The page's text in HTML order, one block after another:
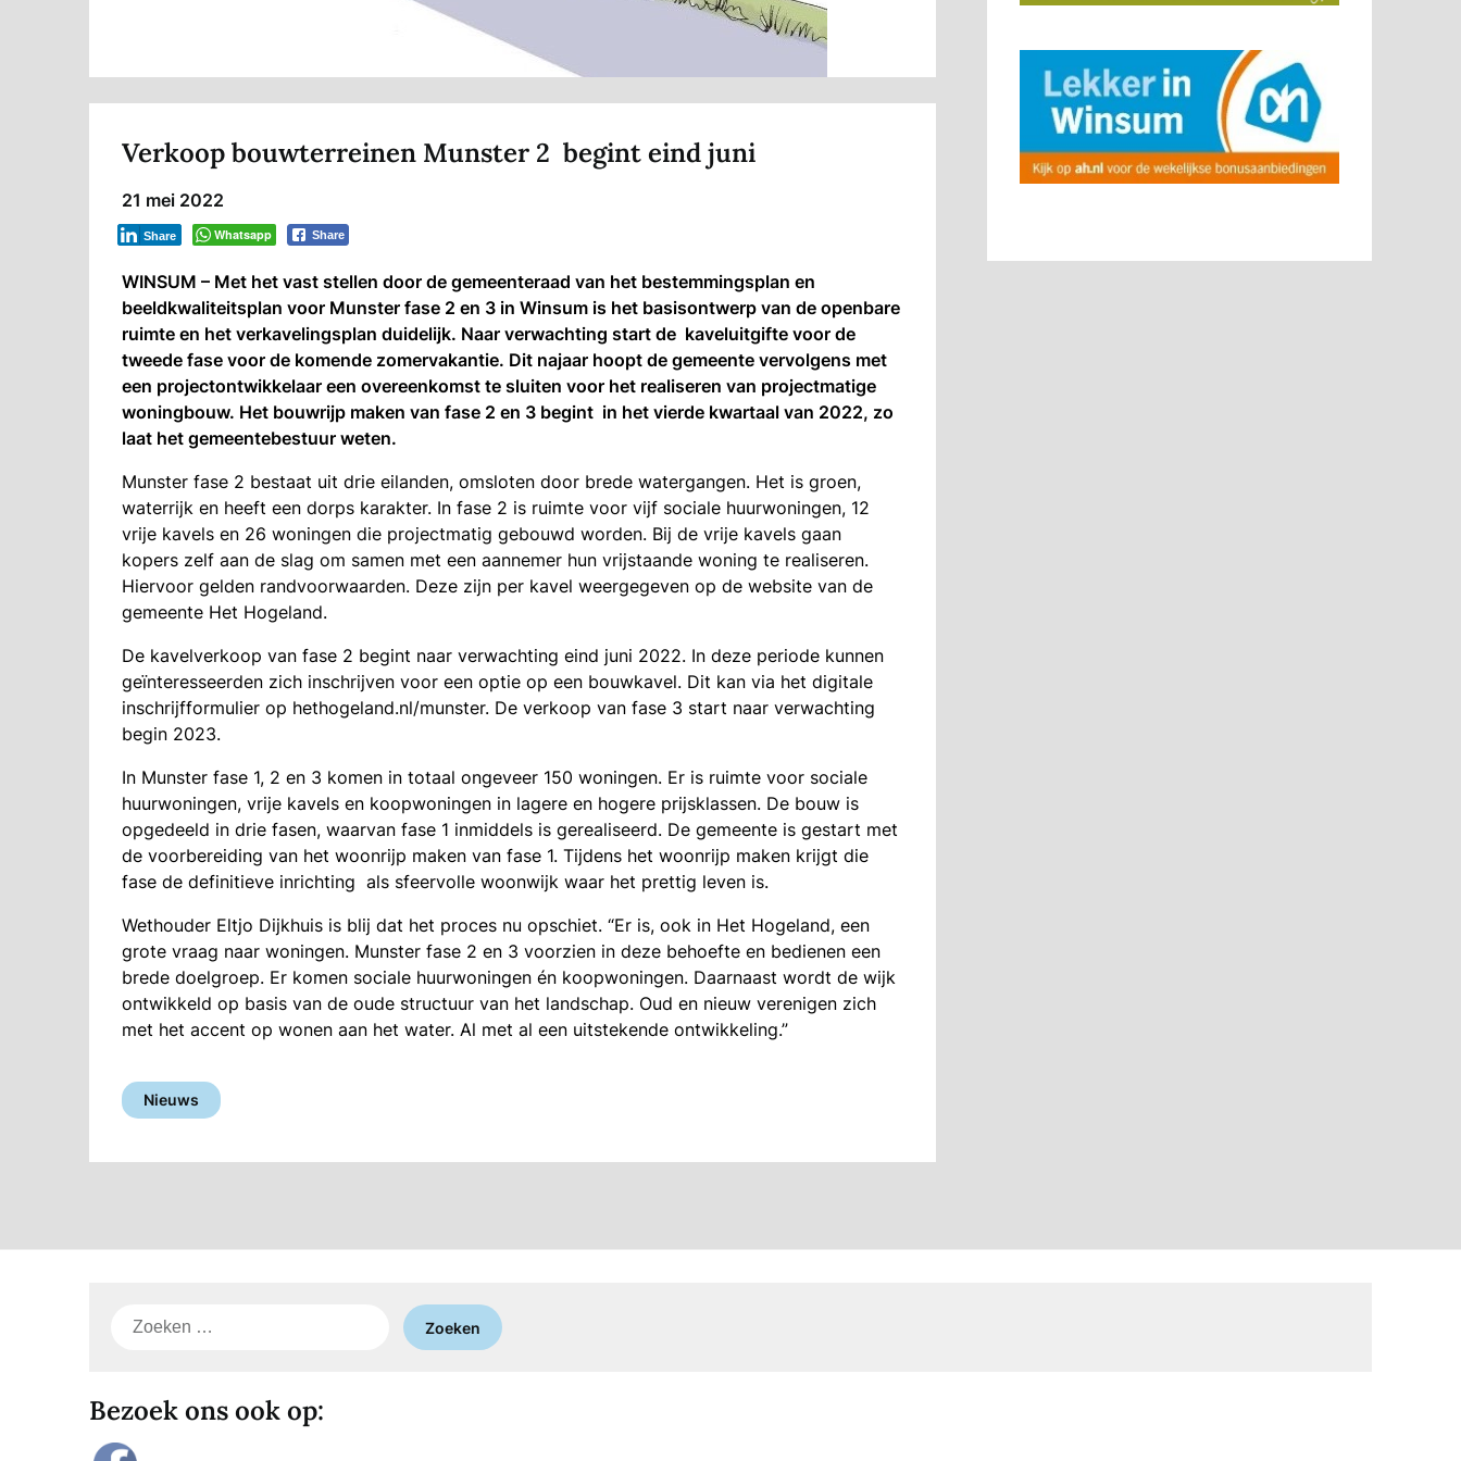
Verkoop bouwterreinen Munster 2 begint eind juni
21 mei 2022
Whatsapp Share
Share
WINSUM – Met het vast stellen door de gemeenteraad van het bestemmingsplan en
beeldkwaliteitsplan voor Munster fase 2 en 3 in Winsum is het basisontwerp van de openbare
ruimte en het verkavelingsplan duidelijk. Naar verwachting start de kaveluitgifte voor de
tweede fase voor de komende zomervakantie. Dit najaar hoopt de gemeente vervolgens met
een projectontwikkelaar een overeenkomst te sluiten voor het realiseren van projectmatige
woningbouw. Het bouwrijp maken van fase 2 en 3 begint in het vierde kwartaal van 2022, zo
laat het gemeentebestuur weten.
Munster fase 2 bestaat uit drie eilanden, omsloten door brede watergangen. Het is groen,
waterrijk en heeft een dorps karakter. In fase 2 is ruimte voor vijf sociale huurwoningen, 12
vrije kavels en 26 woningen die projectmatig gebouwd worden. Bij de vrije kavels gaan
kopers zelf aan de slag om samen met een aannemer hun vrijstaande woning te realiseren.
Hiervoor gelden randvoorwaarden. Deze zijn per kavel weergegeven op de website van de
gemeente Het Hogeland.
De kavelverkoop van fase 2 begint naar verwachting eind juni 2022. In deze periode kunnen
geïnteresseerden zich inschrijven voor een optie op een bouwkavel. Dit kan via het digitale
inschrijfformulier op hethogeland.nl/munster. De verkoop van fase 3 start naar verwachting
begin 2023.
In Munster fase 1, 2 en 3 komen in totaal ongeveer 150 woningen. Er is ruimte voor sociale
huurwoningen, vrije kavels en koopwoningen in lagere en hogere prijsklassen. De bouw is
opgedeeld in drie fasen, waarvan fase 1 inmiddels is gerealiseerd. De gemeente is gestart met
de voorbereiding van het woonrijp maken van fase 1. Tijdens het woonrijp maken krijgt die
fase de definitieve inrichting als sfeervolle woonwijk waar het prettig leven is.
Wethouder Eltjo Dijkhuis is blij dat het proces nu opschiet. “Er is, ook in Het Hogeland, een
grote vraag naar woningen. Munster fase 2 en 3 voorzien in deze behoefte en bedienen een
brede doelgroep. Er komen sociale huurwoningen én koopwoningen. Daarnaast wordt de wijk
ontwikkeld op basis van de oude structuur van het landschap. Oud en nieuw verenigen zich
met het accent op wonen aan het water. Al met al een uitstekende ontwikkeling.”
Nieuws
Zoeken
Bezoek ons ook op: